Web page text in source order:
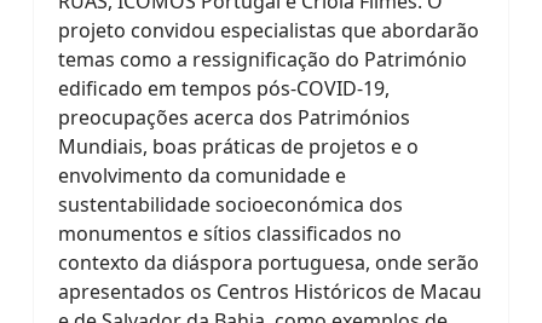
projeto convidou especialistas que abordarão
temas como a ressignificação do Património
edificado em tempos pós-COVID-19,
preocupações acerca dos Patrimónios
Mundiais, boas práticas de projetos e o
envolvimento da comunidade e
sustentabilidade socioeconómica dos
monumentos e sítios classificados no
contexto da diáspora portuguesa, onde serão
apresentados os Centros Históricos de Macau